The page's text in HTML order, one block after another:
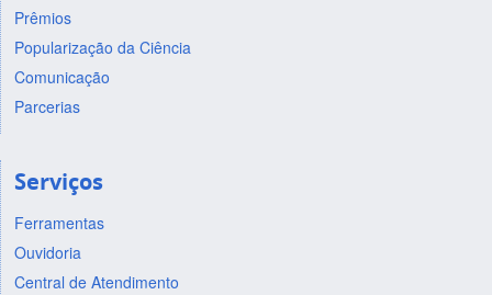
Prêmios
Popularização da Ciência
Comunicação
Parcerias
Serviços
Ferramentas
Ouvidoria
Central de Atendimento